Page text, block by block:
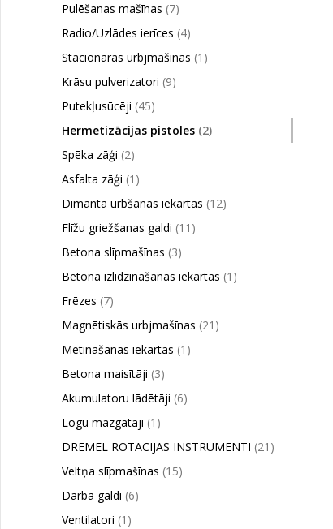
Pulēšanas mašīnas (7)
Radio/Uzlādes ierīces (4)
Stacionārās urbjmašīnas (1)
Krāsu pulverizatori (9)
Putekļusūcēji (45)
Hermetizācijas pistoles (2)
Spēka zāģi (2)
Asfalta zāģi (1)
Dimanta urbšanas iekārtas (12)
Flīžu griežšanas galdi (11)
Betona slīpmašīnas (3)
Betona izlīdzināšanas iekārtas (1)
Frēzes (7)
Magnētiskās urbjmašīnas (21)
Metināšanas iekārtas (1)
Betona maisītāji (3)
Akumulatoru lādētāji (6)
Logu mazgātāji (1)
DREMEL ROTĀCIJAS INSTRUMENTI (21)
Veltņa slīpmašīnas (15)
Darba galdi (6)
Ventilatori (1)